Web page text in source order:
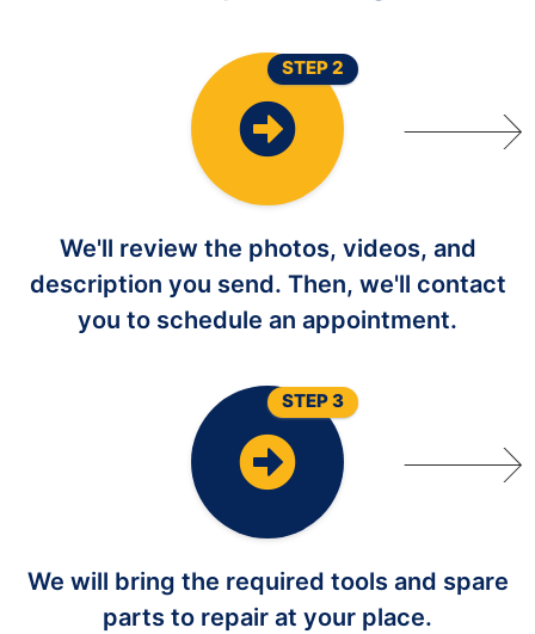
We'll review the photos, videos, and
description you send. Then, we'll contact
you to schedule an appointment.
STEP 2
We will bring the required tools and spare
parts to repair at your place.
STEP 3